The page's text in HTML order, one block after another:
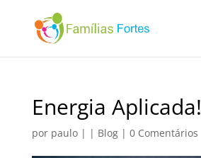
Energia Aplicada!
por paulo| | Blog| 0 Comentários